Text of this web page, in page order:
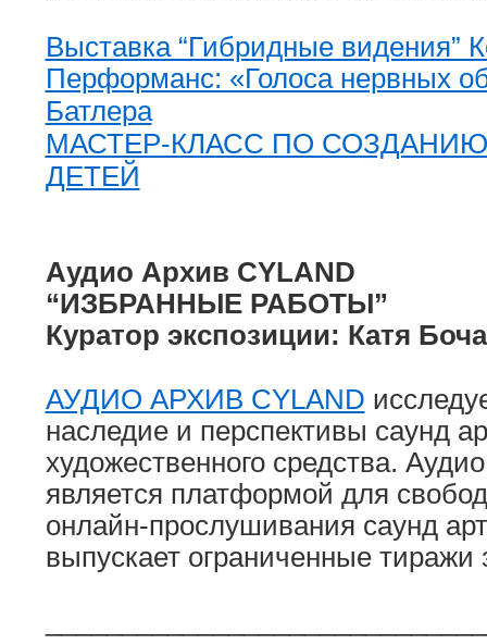
Выставка “Гибридные видения”
Перформанс: «Голоса нервных
Батлера
МАСТЕР-КЛАСС ПО
ДЕТЕЙ
Аудио Архив CYLAND
“ИЗБРАННЫЕ РАБОТЫ”
Куратор экспозиции: Катя
АУДИО АРХИВ CYLAND
наследие и перспективы саунд
художественного средства.
является платформой для
онлайн-прослушивания саунд
выпускает ограниченные тиражи